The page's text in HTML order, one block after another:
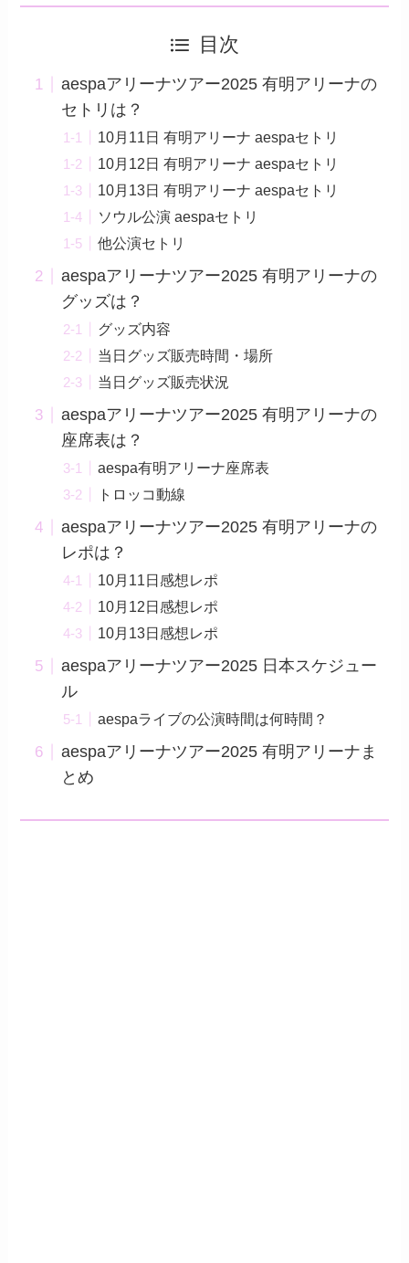
目次
aespaアリーナツアー2025 有明アリーナの
セトリは？
10月11日 有明アリーナ aespaセトリ
10月12日 有明アリーナ aespaセトリ
10月13日 有明アリーナ aespaセトリ
ソウル公演 aespaセトリ
他公演セトリ
aespaアリーナツアー2025 有明アリーナの
グッズは？
グッズ内容
当日グッズ販売時間・場所
当日グッズ販売状況
aespaアリーナツアー2025 有明アリーナの
座席表は？
aespa有明アリーナ座席表
トロッコ動線
aespaアリーナツアー2025 有明アリーナの
レポは？
10月11日感想レポ
10月12日感想レポ
10月13日感想レポ
aespaアリーナツアー2025 日本スケジュー
ル
aespaライブの公演時間は何時間？
aespaアリーナツアー2025 有明アリーナま
とめ